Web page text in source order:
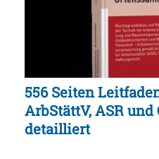
556 Seiten
ArbStättV, ASR
detailliert